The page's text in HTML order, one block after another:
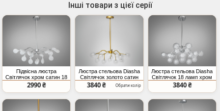
Інші товари з цієї серії
Підвісна люстра
Світлячок хром сатин 18
ламп G4
2990 ₴
Люстра стельова Diasha
Світлячок золото сатин
18 плафонів
3840 ₴ Обрати колір
Люстра стельова Diasha
Світлячок 18 ламп хром
сатин
3840 ₴